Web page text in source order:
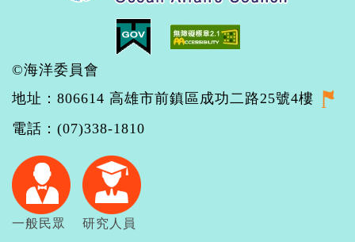
©海洋委員會
地址：806614 高雄市前鎮區成功二路25號4樓
電話：(07)338-1810
一般民眾 研究人員